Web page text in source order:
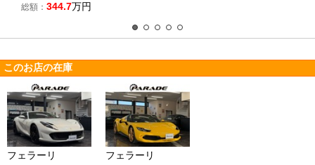
総額： 344.7万円
このお店の在庫
フェラーリ
フェラーリ